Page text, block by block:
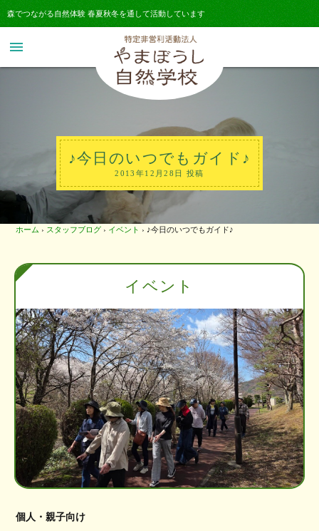
森でつながる自然体験 春夏秋冬を通して活動しています
menu
♪今日のいつでもガイド♪
2013年12月28日 投稿
ホーム › スタッフブログ › イベント › ♪今日のいつでもガイド♪
イベント
個人・親子向け